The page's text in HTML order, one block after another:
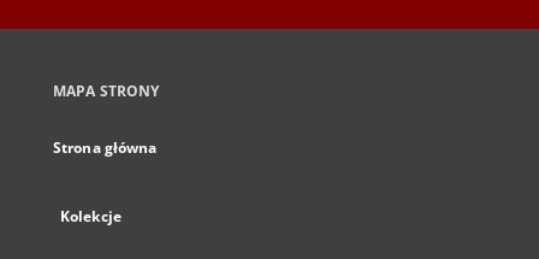
MAPA STRONY
Strona główna
Kolekcje